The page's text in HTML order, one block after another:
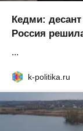
Кедми:
Россия
...
k-politika.ru